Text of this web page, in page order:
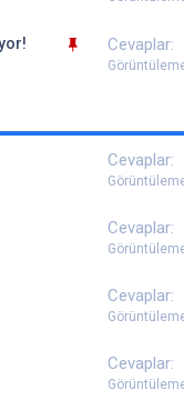
t
Cevaplar
Cevaplar
Cevaplar
Cevaplar
Cevaplar